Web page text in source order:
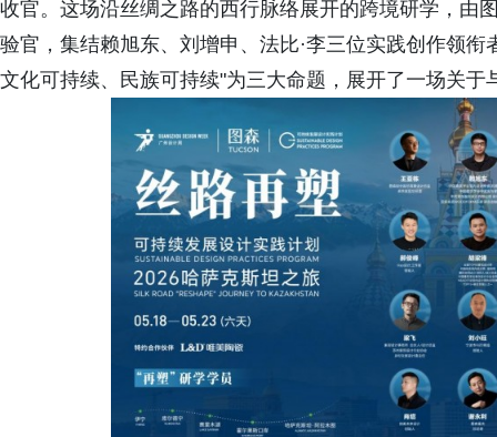
收官。这场沿丝绸之路的西行脉络展开的跨境研学，由
验官，集结赖旭东、刘增申、法比·李三位实践创作领
文化可持续、民族可持续"为三大命题，展开了一场关于